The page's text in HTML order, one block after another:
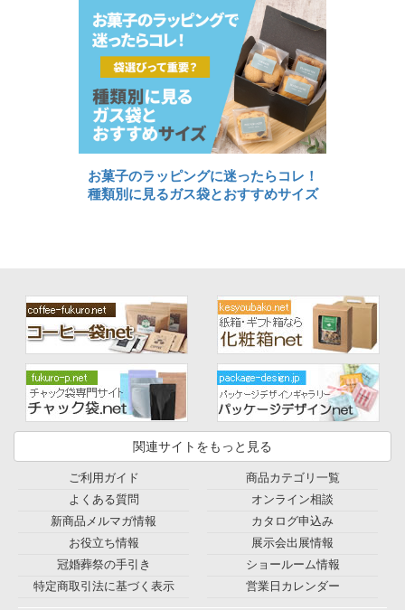
お菓子のラッピングに迷ったらコレ！
種類別に見るガス袋とおすすめサイズ
関連サイトをもっと見る
ご利用ガイド
よくある質問
新商品メルマガ情報
お役立ち情報
冠婚葬祭の手引き
特定商取引法に基づく表示
商品カテゴリ一覧
オンライン相談
カタログ申込み
展示会出展情報
ショールーム情報
営業日カレンダー